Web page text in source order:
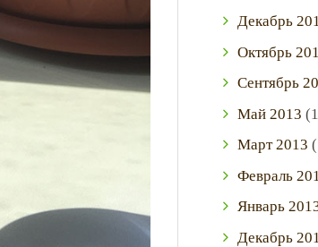
Декабрь
Октябрь
Сентябрь
Май 2013
Март2013
Февраль
Январь
Декабрь